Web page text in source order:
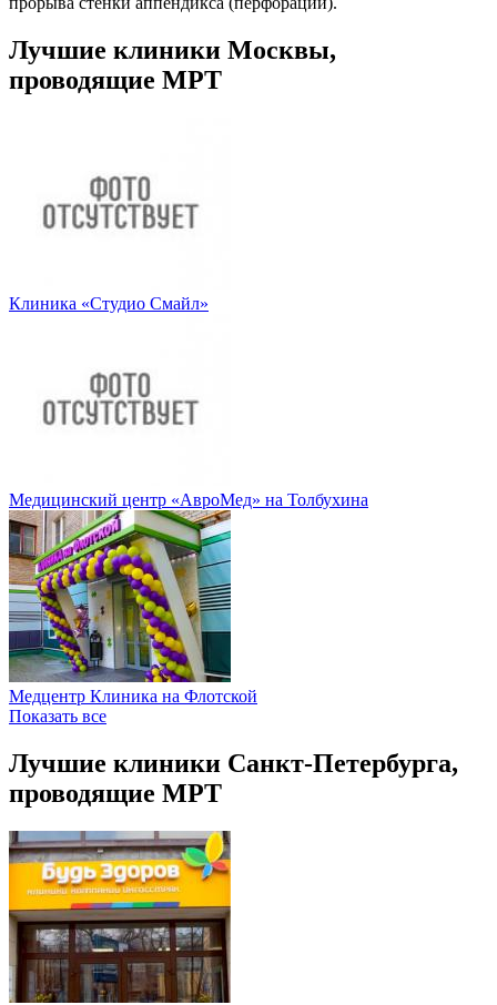
Лучшие клиники Москвы,
проводящие МРТ
Клиника «Студио Смайл»
Медицинский центр «АвроМед» на Толбухина
Медцентр Клиника на Флотской
Показать все
Лучшие клиники Санкт-Петербурга,
проводящие МРТ